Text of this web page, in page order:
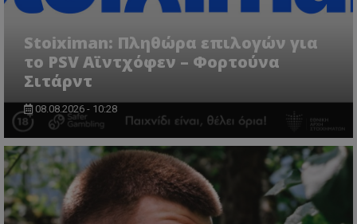
Stoiximan: Πληθώρα επιλογών για
το PSV Αϊντχόφεν – Φορτούνα
Σιτάρντ
08.08.2026 - 10:28